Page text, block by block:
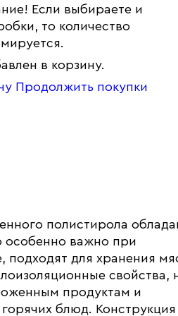
Если выбираете и
то количество
в корзину.
Продолжить покупки
полистирола
особенно важно при
подходят для хранения
свойства,
продуктам и
блюд. Конструкция